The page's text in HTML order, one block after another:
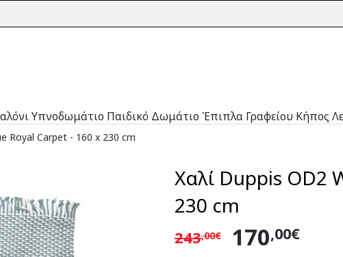
Υπνοδωμάτιο Παιδικό Δωμάτιο Έπιπλα Γραφείου Κήπος
Royal Carpet - 160 x 230 cm
Χαλί Duppis OD2
230 cm
170,00€
243,00€